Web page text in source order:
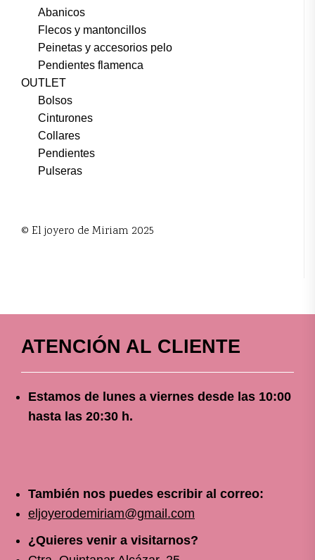
Abanicos
Flecos y mantoncillos
Peinetas y accesorios pelo
Pendientes flamenca
OUTLET
Bolsos
Cinturones
Collares
Pendientes
Pulseras
© El joyero de Miriam 2025
ATENCIÓN AL CLIENTE
Estamos de lunes a viernes desde las 10:00
hasta las 20:30 h.
También nos puedes escribir al correo:
eljoyerodemiriam@gmail.com
¿Quieres venir a visitarnos?